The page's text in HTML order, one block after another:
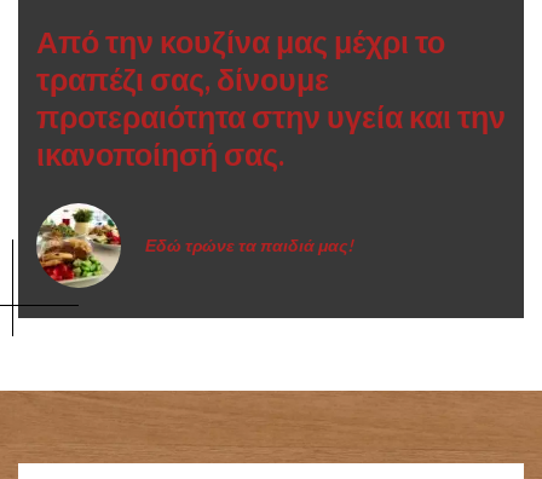
Από την κουζίνα μας μέχρι το
τραπέζι σας, δίνουμε
προτεραιότητα στην υγεία και την
ικανοποίησή σας.
Εδώ τρώνε τα παιδιά μας!